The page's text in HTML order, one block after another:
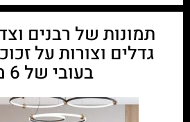
תמונות של רבנים
גדלים וצורות על
בעובי של 6 מ"מ